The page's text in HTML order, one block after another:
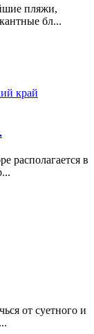
пляжи,
бл...
располагается в
от суетного и